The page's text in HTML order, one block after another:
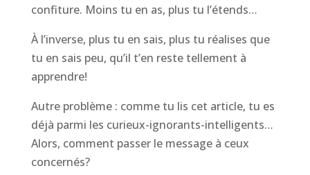
confiture. Moins tu en as, plus tu l’étends…
À l’inverse, plus tu en sais, plus tu réalises que
tu en sais peu, qu’il t’en reste tellement à
apprendre!
Autre problème : comme tu lis cet article, tu es
déjà parmi les curieux-ignorants-intelligents…
Alors, comment passer le message à ceux
concernés?